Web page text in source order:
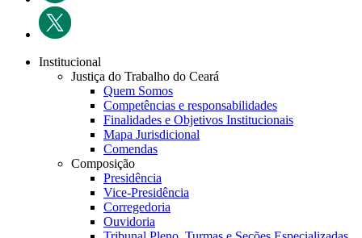
Institucional
Justiça do Trabalho do Ceará
Quem Somos
Competências e responsabilidades
Finalidades e Objetivos Institucionais
Mapa Jurisdicional
Comendas
Composição
Presidência
Vice-Presidência
Corregedoria
Ouvidoria